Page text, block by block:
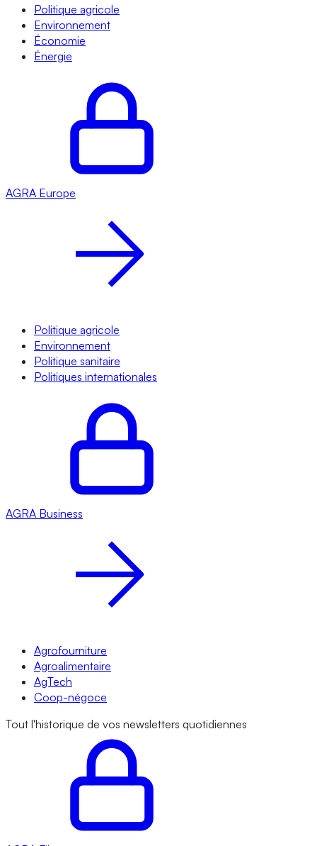
Politique agricole
Environnement
Économie
Énergie
AGRA Europe
Politique agricole
Environnement
Politique sanitaire
Politiques internationales
AGRA Business
Agrofourniture
Agroalimentaire
AgTech
Coop-négoce
Tout l'historique de vos newsletters quotidiennes